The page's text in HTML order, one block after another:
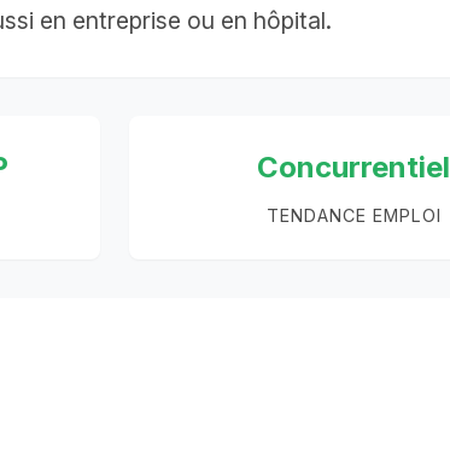
en entreprise ou en hôpital.
Concurrentiel
TENDANCE EMPLOI